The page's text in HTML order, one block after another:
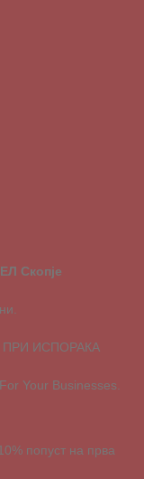
Скопје
ИСПОРАКА
Your Businesses.
попуст на прва